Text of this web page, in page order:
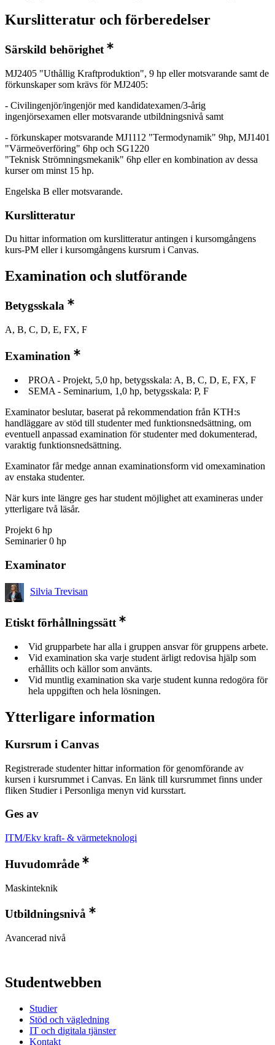
Kurslitteratur och förberedelser
Särskild behörighet
MJ2405 "Uthållig Kraftproduktion", 9 hp eller motsvarande samt de
förkunskaper som krävs för MJ2405:
- Civilingenjör/ingenjör med kandidatexamen/3-årig
ingenjörsexamen eller motsvarande utbildningsnivå samt
- förkunskaper motsvarande MJ1112 "Termodynamik" 9hp, MJ1401
"Värmeöverföring" 6hp och SG1220
"Teknisk Strömningsmekanik" 6hp eller en kombination av dessa
kurser om minst 15 hp.
Engelska B eller motsvarande.
Kurslitteratur
Du hittar information om kurslitteratur antingen i kursomgångens
kurs-PM eller i kursomgångens kursrum i Canvas.
Examination och slutförande
Betygsskala
A, B, C, D, E, FX, F
Examination
PROA - Projekt, 5,0 hp, betygsskala: A, B, C, D, E, FX, F
SEMA - Seminarium, 1,0 hp, betygsskala: P, F
Examinator beslutar, baserat på rekommendation från KTH:s
handläggare av stöd till studenter med funktionsnedsättning, om
eventuell anpassad examination för studenter med dokumenterad,
varaktig funktionsnedsättning.
Examinator får medge annan examinationsform vid omexamination
av enstaka studenter.
När kurs inte längre ges har student möjlighet att examineras under
ytterligare två läsår.
Projekt 6 hp
Seminarier 0 hp
Examinator
Silvia Trevisan
Etiskt förhållningssätt
Vid grupparbete har alla i gruppen ansvar för gruppens arbete.
Vid examination ska varje student ärligt redovisa hjälp som
erhållits och källor som använts.
Vid muntlig examination ska varje student kunna redogöra för
hela uppgiften och hela lösningen.
Ytterligare information
Kursrum i Canvas
Registrerade studenter hittar information för genomförande av
kursen i kursrummet i Canvas. En länk till kursrummet finns under
fliken Studier i Personliga menyn vid kursstart.
Ges av
ITM/Ekv kraft- & värmeteknologi
Huvudområde
Maskinteknik
Utbildningsnivå
Avancerad nivå
Studentwebben
Studier
Stöd och vägledning
IT och digitala tjänster
Kontakt